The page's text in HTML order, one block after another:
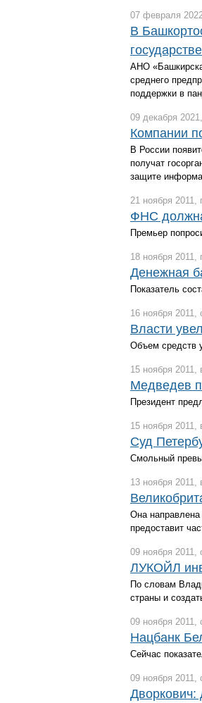
07 февраля
В
АНО
среднего
поддержки в
09 декабря
Компании
В России
получат
защите
21 ноября 2011,
ФНС
Премьер
18 ноября 2011,
Денежная
Показатель
16 ноября 2011,
Власти
Объем средств
15 ноября 2011,
Медведев
Президент
15 ноября 2011,
Суд
Смольный
13 ноября 2011,
Она направлена
предоставит
09 ноября 2011,
ЛУКОЙЛ
По словам
страны и
09 ноября 2011,
Нацбанк
Сейчас
09 ноября 2011,